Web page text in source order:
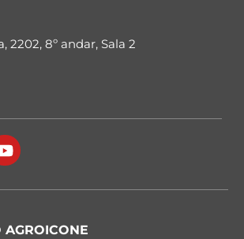
2202, 8º andar, Sala 2
AGROICONE